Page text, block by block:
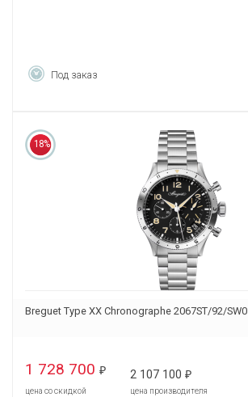
Под заказ
18%
Breguet Type XX Chronographe 2067ST/92/SW0
1 728 700 ₽
цена со скидкой
2 107 100 ₽
цена производителя